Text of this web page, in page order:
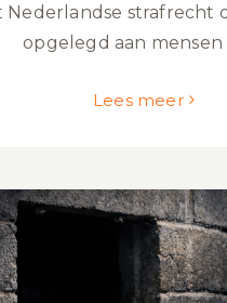
Nederlandse strafrecht
opgelegd aan mensen
Lees meer